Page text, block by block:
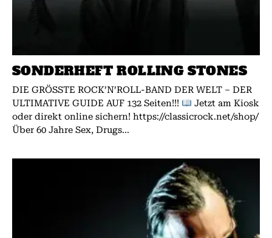
SONDERHEFT ROLLING STONES
DIE GRÖSSTE ROCK’N’ROLL-BAND DER WELT – DER
ULTIMATIVE GUIDE AUF 132 Seiten!!!
Jetzt am Kiosk
oder direkt online sichern! https://classicrock.net/shop/
Über 60 Jahre Sex, Drugs...